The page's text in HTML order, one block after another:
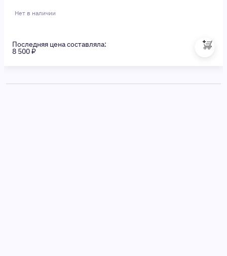
Нет в наличии
Последняя цена составляла:
8 500 ₽